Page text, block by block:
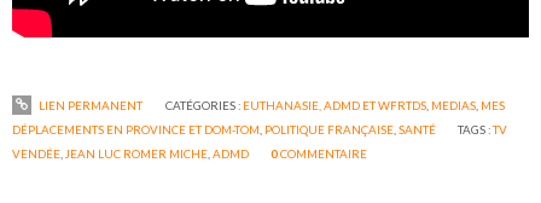
LIEN PERMANENT CATÉGORIES : EUTHANASIE, ADMD ET WFRTDS, MEDIAS, MES
DÉPLACEMENTS EN PROVINCE ET DOM-TOM POLITIQUE FRANÇAISE ,SANTÉ TAGS :TV
VENDÉE JEAN LUC ROMER MICHE ,ADMD 0COMMENTAIRE